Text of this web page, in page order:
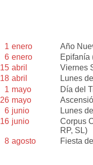
1 enero
Año
6 enero Epifanía
15 abril
Viernes
18 abril
Lunes
1 mayo
Día del
26 mayo
6 junio
Lunes
16 junio Corpus
RP, SL)
8 agosto Fiesta